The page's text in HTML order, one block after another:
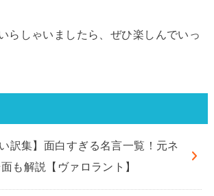
らしゃいましたら、ぜひ楽しんでいっ
い訳集】面白すぎる名言一覧！元ネ
も解説【ヴァロラント】